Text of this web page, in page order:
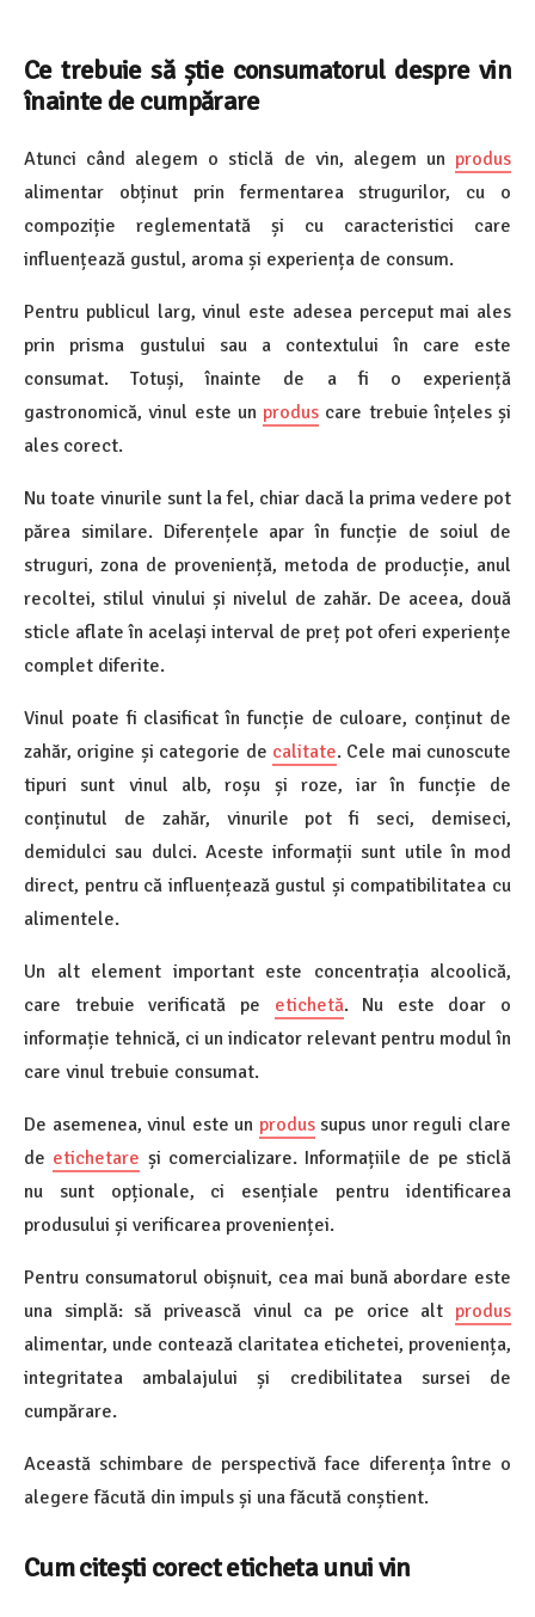
Ce trebuie să știe consumatorul despre vin
înainte de cumpărare
Atunci când alegem o sticlă de vin, alegem un produs
alimentar obținut prin fermentarea strugurilor, cu o
compoziție reglementată și cu caracteristici care
influențează gustul, aroma și experiența de consum.
Pentru publicul larg, vinul este adesea perceput mai ales
prin prisma gustului sau a contextului în care este
consumat. Totuși, înainte de a fi o experiență
gastronomică, vinul este un produs care trebuie înțeles și
ales corect.
Nu toate vinurile sunt la fel, chiar dacă la prima vedere pot
părea similare. Diferențele apar în funcție de soiul de
struguri, zona de proveniență, metoda de producție, anul
recoltei, stilul vinului și nivelul de zahăr. De aceea, două
sticle aflate în același interval de preț pot oferi experiențe
complet diferite.
Vinul poate fi clasificat în funcție de culoare, conținut de
zahăr, origine și categorie de calitate. Cele mai cunoscute
tipuri sunt vinul alb, roșu și roze, iar în funcție de
conținutul de zahăr, vinurile pot fi seci, demiseci,
demidulci sau dulci. Aceste informații sunt utile în mod
direct, pentru că influențează gustul și compatibilitatea cu
alimentele.
Un alt element important este concentrația alcoolică,
care trebuie verificată pe etichetă. Nu este doar o
informație tehnică, ci un indicator relevant pentru modul în
care vinul trebuie consumat.
De asemenea, vinul este un produssupus unor reguli clare
de etichetare și comercializare. Informațiile de pe sticlă
nu sunt opționale, ci esențiale pentru identificarea
produsului și verificarea provenienței.
Pentru consumatorul obișnuit, cea mai bună abordare este
una simplă: să privească vinul ca pe orice alt produs
alimentar, unde contează claritatea etichetei, proveniența,
integritatea ambalajului și credibilitatea sursei de
cumpărare.
Această schimbare de perspectivă face diferența între o
alegere făcută din impuls și una făcută conștient.
Cum citești corect eticheta unui vin